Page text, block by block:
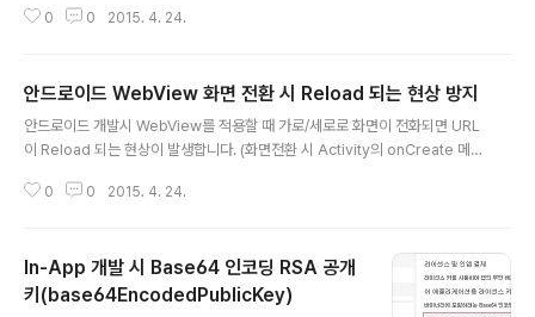
는 경우가 있습니다."This Android SDK requires An
결되지 않는다면 다음과 같이 해보세요. 1) 이클립스의 메
뉴 Help > Install New Software... 선택 2) 이클립스 I
nstall 화면에서 Work with에 "https://dl-ssl.google.
0 0 2015. 4. 24.
안드로이드 WebView 화면 전환 시 Reload 되는 현상 방지
안드로이드 개발시 WebView를 적용할 때 가로/세로로 화면이 전화되면 URL
이 Reload 되는 현상이 발생합니다. (화면전환 시 Activity의 onCreate 메
nceState() → onCreate() → onRestoreInstanceState() package c
ctivity extends Activity { WebView webview; @Override protecte
d void o..
0 0 2015. 4. 24.
In-App 개발 시 Base64 인코딩 RSA 공개
키(base64EncodedPublicKey)